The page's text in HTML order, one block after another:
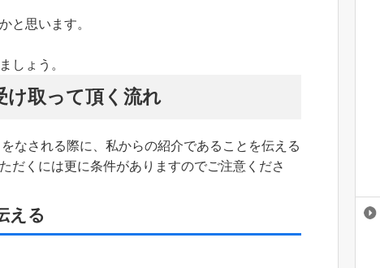
と思います。
しょう。
け取って頂く流れ
なされる際に、私からの紹介であることを伝える
だくには更に条件がありますのでご注意くださ
える